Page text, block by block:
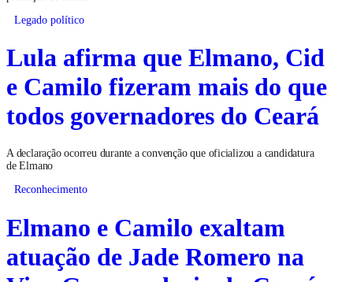
Legado político
Lula afirma que Elmano, Cid
e Camilo fizeram mais do que
todos governadores do Ceará
A declaração ocorreu durante a convenção que oficializou a candidatura
de Elmano
Reconhecimento
Elmano e Camilo exaltam
atuação de Jade Romero na